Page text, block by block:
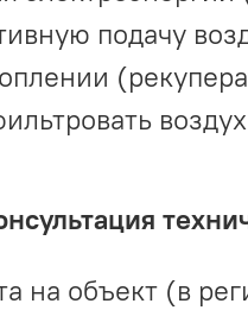
подачу
на объект (в